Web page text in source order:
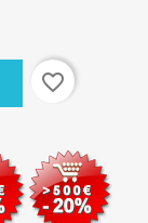
favorite_border